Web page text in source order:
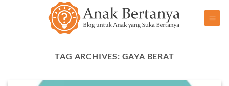
TAG ARCHIVES: GAYA BERAT